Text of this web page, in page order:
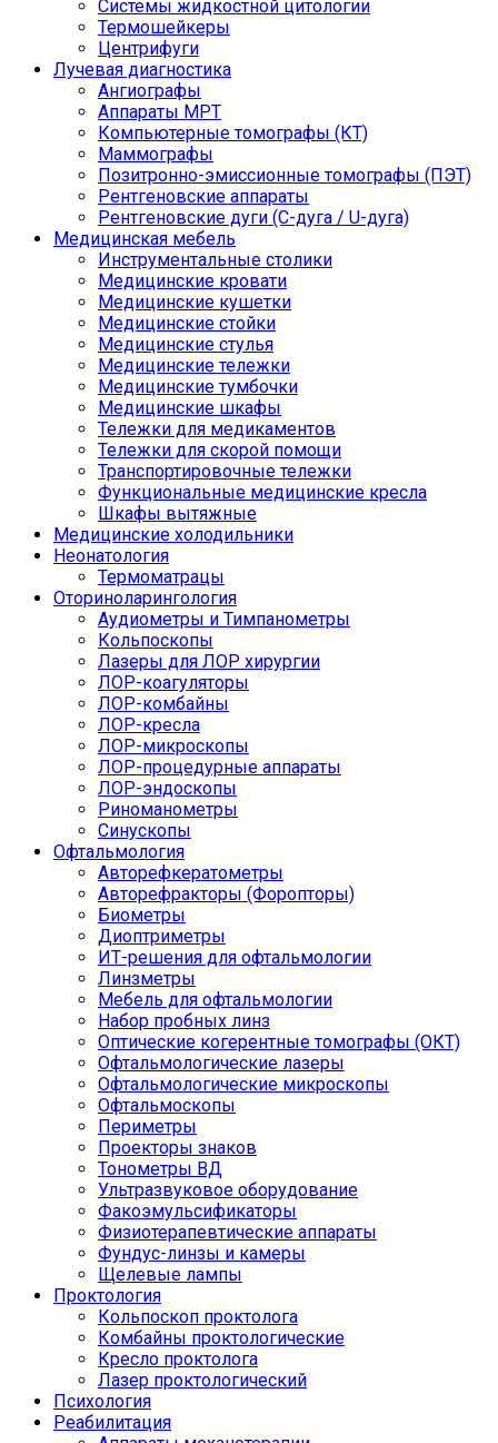
Системы жидкостной цитологии
Термошейкеры
Центрифуги
Лучевая диагностика
Ангиографы
Аппараты МРТ
Компьютерные томографы (КТ)
Маммографы
Позитронно-эмиссионные томографы (ПЭТ)
Рентгеновские аппараты
Рентгеновские дуги (С-дуга / U-дуга)
Медицинская мебель
Инструментальные столики
Медицинские кровати
Медицинские кушетки
Медицинские стойки
Медицинские стулья
Медицинские тележки
Медицинские тумбочки
Медицинские шкафы
Тележки для медикаментов
Тележки для скорой помощи
Транспортировочные тележки
Функциональные медицинские кресла
Шкафы вытяжные
Медицинские холодильники
Неонатология
Термоматрацы
Оториноларингология
Аудиометры и Тимпанометры
Кольпоскопы
Лазеры для ЛОР хирургии
ЛОР-коагуляторы
ЛОР-комбайны
ЛОР-кресла
ЛОР-микроскопы
ЛОР-процедурные аппараты
ЛОР-эндоскопы
Риноманометры
Синускопы
Офтальмология
Авторефкератометры
Авторефракторы (Форопторы)
Биометры
Диоптриметры
ИТ-решения для офтальмологии
Линзметры
Мебель для офтальмологии
Набор пробных линз
Оптические когерентные томографы (ОКТ)
Офтальмологические лазеры
Офтальмологические микроскопы
Офтальмоскопы
Периметры
Проекторы знаков
Тонометры ВД
Ультразвуковое оборудование
Факоэмульсификаторы
Физиотерапевтические аппараты
Фундус-линзы и камеры
Щелевые лампы
Проктология
Кольпоскоп проктолога
Комбайны проктологические
Кресло проктолога
Лазер проктологический
Психология
Реабилитация